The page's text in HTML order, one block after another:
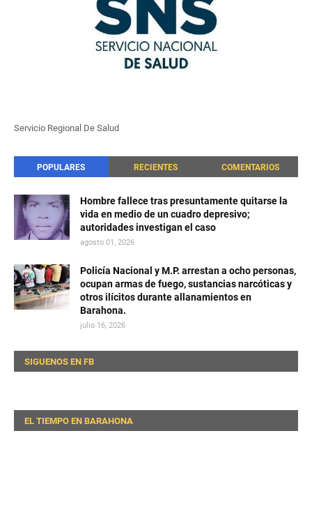
Servicio Regional De Salud
POPULARES RECIENTES COMENTARIOS
Hombre fallece tras presuntamente quitarse la
vida en medio de un cuadro depresivo;
autoridades investigan el caso
agosto 01, 2026
Policía Nacional y M.P. arrestan a ocho personas,
ocupan armas de fuego, sustancias narcóticas y
otros ilícitos durante allanamientos en
Barahona.
julio 16, 2026
SIGUENOS EN FB
EL TIEMPO EN BARAHONA